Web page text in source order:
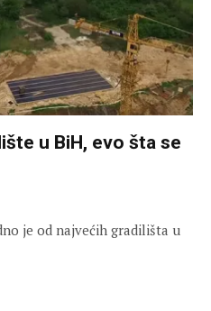
u BiH, evo šta se
je od najvećih gradilišta u